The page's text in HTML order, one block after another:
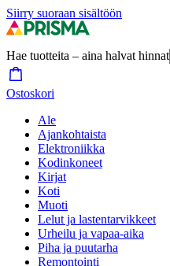
Siirry suoraan sisältöön
Hae tuotteita – aina halvat hinnat
Ostoskori
Ale
Ajankohtaista
Elektroniikka
Kodinkoneet
Kirjat
Koti
Muoti
Lelut ja lastentarvikkeet
Urheilu ja vapaa-aika
Piha ja puutarha
Remontointi